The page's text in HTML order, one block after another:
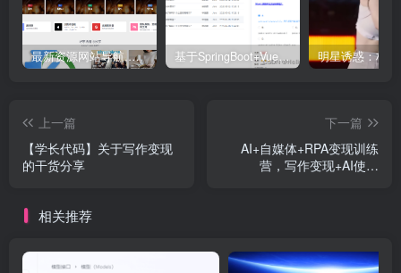
最新资源网站导航,让你的资源爆满！推荐5个优质互联网资源分享网站 基于SpringBoot+Vue.js智能考试系统(源码+文档+视频+包运行)
上一篇
【学长代码】关于写作变现
的干货分享
下一篇
AI+自媒体+RPA变现训练
营，写作变现+AI使用
相关推荐